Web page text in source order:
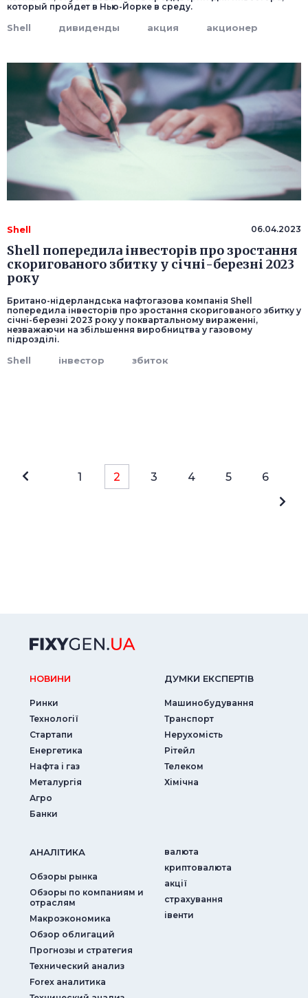
который пройдет в Нью-Йорке в среду.
Shell дивиденды акция акционер
Shell 06.04.2023
Shell попередила інвесторів про зростання
скоригованого збитку у січні-березні 2023
року
Британо-нідерландська нафтогазова компанія Shell
попередила інвесторів про зростання скоригованого збитку у
січні-березні 2023 року у поквартальному вираженні,
незважаючи на збільшення виробництва у газовому
підрозділі.
Shell інвестор збиток
1 2 3 4 5 6
НОВИНИ
Ринки
Технології
Стартапи
Енергетика
Нафта і газ
Металургія
Агро
Банки
ДУМКИ ЕКСПЕРТIВ
Машинобудування
Транспорт
Нерухомість
Рітейл
Телеком
Хімічна
АНАЛIТИКА
Обзоры рынка
Обзоры по компаниям и
отраслям
Макроэкономика
Обзор облигаций
Прогнозы и стратегия
Технический анализ
Forex аналитика
валюта
криптовалюта
акції
страхування
iвенти